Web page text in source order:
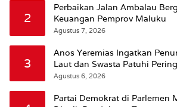
2
Perbaikan Jalan Ambalau
Keuangan Pemprov Maluku
Agustus 7, 2026
3
Anos Yeremias Ingatkan
Laut dan Swasta Patuhi
Agustus 6, 2026
Partai Demokrat di Parlemen